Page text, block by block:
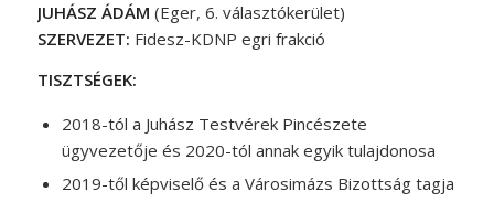
JUHÁSZ ÁDÁM (Eger, 6. választókerület)
SZERVEZET: Fidesz-KDNP egri frakció
TISZTSÉGEK:
2018-tól a Juhász Testvérek Pincészete
ügyvezetője és 2020-tól annak egyik tulajdonosa
2019-től képviselő és a Városimázs Bizottság tagja